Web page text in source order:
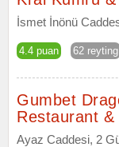
İsmet İnönü
4.4 puan 62 reyting
Gumbet
Restaurant
Ayaz Caddesi, 2